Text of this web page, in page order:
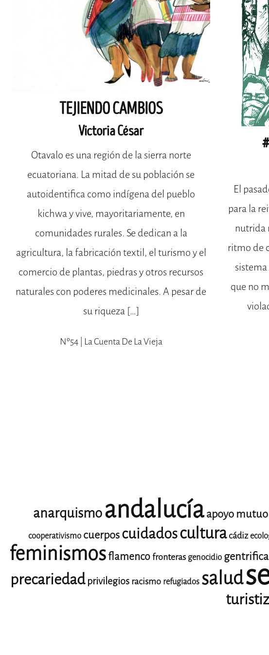
TEJIENDO CAMBIOS
Victoria César
Otavalo es una región de la sierra norte
ecuatoriana. La mitad de su población se
autoidentifica como indígena del pueblo
kichwa y vive, mayoritariamente, en
comunidades rurales. Se dedican a la
agricultura, la fabricación textil, el turismo y el
comercio de plantas, piedras y otros recursos
naturales con poderes medicinales. A pesar de
su riqueza […]
Nº54 | La Cuenta De La Vieja
El
para la
nutrida
ritmo de
que no
anarquismoandalucíaapoyo mutuo
cooperativismo cuerposcuidadoscultura cádiz
feminismosflamencofronteras genocidio
precariedad privilegios racismo refugiados salud